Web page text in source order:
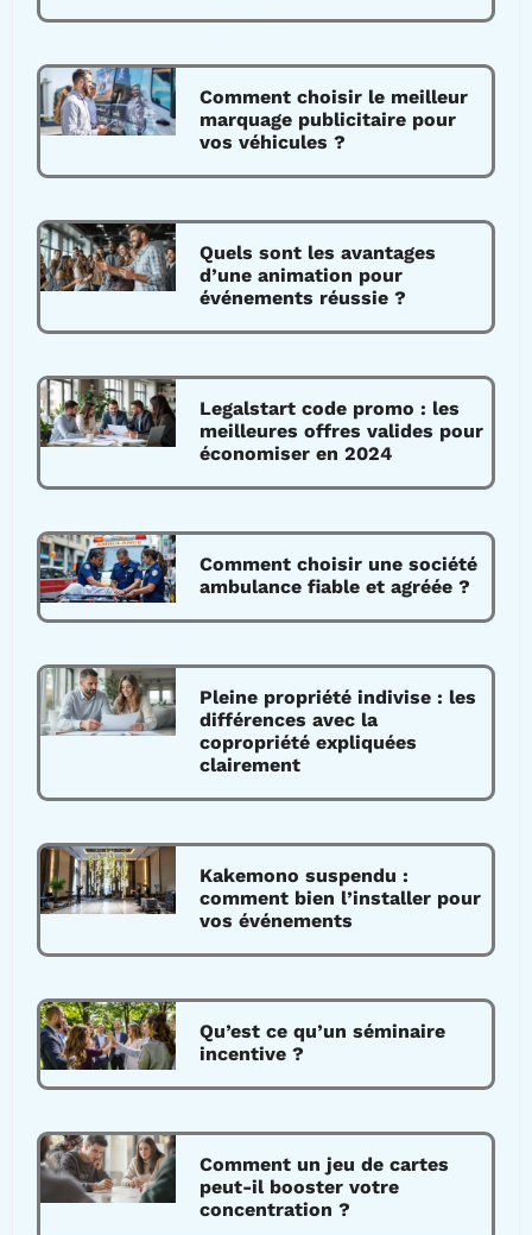
Comment choisir le meilleur
marquage publicitaire pour
vos véhicules ?
Quels sont les avantages
d’une animation pour
événements réussie ?
Legalstart code promo : les
meilleures offres valides pour
économiser en 2024
Comment choisir une société
ambulance fiable et agréée ?
Pleine propriété indivise : les
différences avec la
copropriété expliquées
clairement
Kakemono suspendu :
comment bien l’installer pour
vos événements
Qu’est ce qu’un séminaire
incentive ?
Comment un jeu de cartes
peut-il booster votre
concentration ?